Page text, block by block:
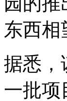
东西相
据悉，
一批项